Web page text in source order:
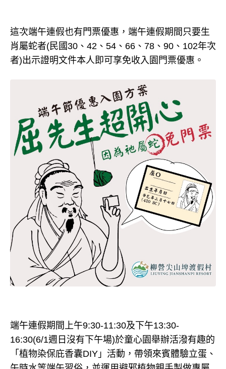
這次端午連假也有門票優惠，端午連假期間只要生
肖屬蛇者(民國30、42、54、66、78、90、102年次
者)出示證明文件本人即可享免收入園門票優惠。
端午連假期間上午9:30-11:30及下午13:30-
16:30(6/1週日沒有下午場)於童心園舉辦活潑有趣的
「植物染保庇香囊DIY」活動，帶領來賓體驗立蛋、